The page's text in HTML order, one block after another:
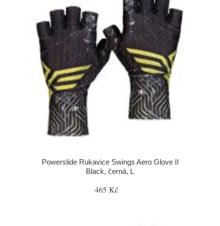
Powerslide Rukavice Swings Aero Glove II
Black, černá, L
465 Kč